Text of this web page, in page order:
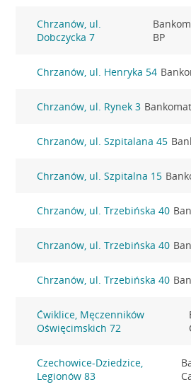
Chrzanów, ul.
Dobczycka 7
BP
Chrzanów, ul. Henryka 54
Chrzanów, ul. Rynek 3
Chrzanów, ul. Szpitalana 45
Chrzanów, ul. Szpitalna 15
Chrzanów, ul. Trzebińska 40
Chrzanów, ul. Trzebińska 40
Chrzanów, ul. Trzebińska 40
Ćwiklice, Męczenników
Oświęcimskich 72
Czechowice-Dziedzice,
Legionów 83